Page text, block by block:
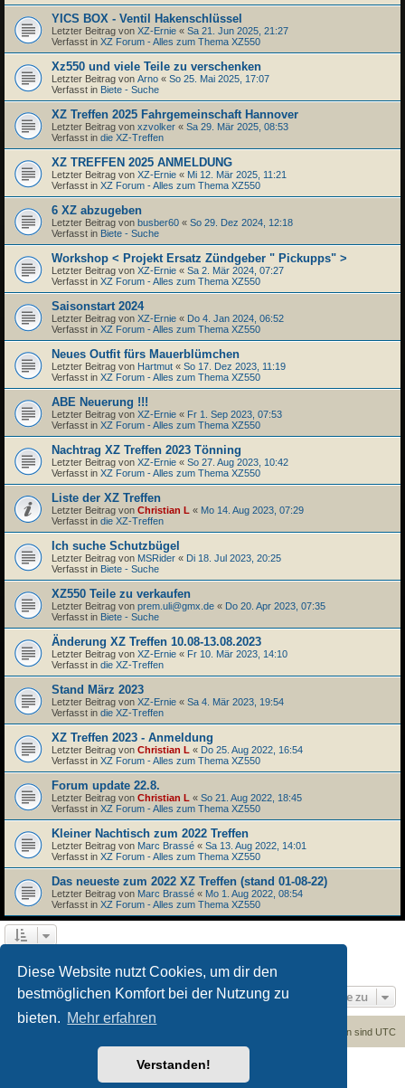
Diese Website nutzt Cookies, um dir den
bestmöglichen Komfort bei der Nutzung zu
bieten. Mehr erfahren
Verstanden!
YICS BOX - Ventil Hakenschlüssel
Letzter Beitrag von XZ-Ernie « Sa 21. Jun 2025, 21:27
Verfasst in XZ Forum - Alles zum Thema XZ550
Xz550 und viele Teile zu verschenken
Letzter Beitrag von Arno « So 25. Mai 2025, 17:07
Verfasst in Biete - Suche
XZ Treffen 2025 Fahrgemeinschaft Hannover
Letzter Beitrag von xzvolker « Sa 29. Mär 2025, 08:53
Verfasst in die XZ-Treffen
XZ TREFFEN 2025 ANMELDUNG
Letzter Beitrag von XZ-Ernie « Mi 12. Mär 2025, 11:21
Verfasst in XZ Forum - Alles zum Thema XZ550
6 XZ abzugeben
Letzter Beitrag von busber60 « So 29. Dez 2024, 12:18
Verfasst in Biete - Suche
Workshop < Projekt Ersatz Zündgeber " Pickupps" >
Letzter Beitrag von XZ-Ernie « Sa 2. Mär 2024, 07:27
Verfasst in XZ Forum - Alles zum Thema XZ550
Saisonstart 2024
Letzter Beitrag von XZ-Ernie « Do 4. Jan 2024, 06:52
Verfasst in XZ Forum - Alles zum Thema XZ550
Neues Outfit fürs Mauerblümchen
Letzter Beitrag von Hartmut « So 17. Dez 2023, 11:19
Verfasst in XZ Forum - Alles zum Thema XZ550
ABE Neuerung !!!
Letzter Beitrag von XZ-Ernie « Fr 1. Sep 2023, 07:53
Verfasst in XZ Forum - Alles zum Thema XZ550
Nachtrag XZ Treffen 2023 Tönning
Letzter Beitrag von XZ-Ernie « So 27. Aug 2023, 10:42
Verfasst in XZ Forum - Alles zum Thema XZ550
Liste der XZ Treffen
Letzter Beitrag von Christian L « Mo 14. Aug 2023, 07:29
Verfasst in die XZ-Treffen
Ich suche Schutzbügel
Letzter Beitrag von MSRider « Di 18. Jul 2023, 20:25
Verfasst in Biete - Suche
XZ550 Teile zu verkaufen
Letzter Beitrag von prem.uli@gmx.de « Do 20. Apr 2023, 07:35
Verfasst in Biete - Suche
Änderung XZ Treffen 10.08-13.08.2023
Letzter Beitrag von XZ-Ernie « Fr 10. Mär 2023, 14:10
Verfasst in die XZ-Treffen
Stand März 2023
Letzter Beitrag von XZ-Ernie « Sa 4. Mär 2023, 19:54
Verfasst in die XZ-Treffen
XZ Treffen 2023 - Anmeldung
Letzter Beitrag von Christian L « Do 25. Aug 2022, 16:54
Verfasst in XZ Forum - Alles zum Thema XZ550
Forum update 22.8.
Letzter Beitrag von Christian L « So 21. Aug 2022, 18:45
Verfasst in XZ Forum - Alles zum Thema XZ550
Kleiner Nachtisch zum 2022 Treffen
Letzter Beitrag von Marc Brassé « Sa 13. Aug 2022, 14:01
Verfasst in XZ Forum - Alles zum Thema XZ550
Das neueste zum 2022 XZ Treffen (stand 01-08-22)
Letzter Beitrag von Marc Brassé « Mo 1. Aug 2022, 08:54
Verfasst in XZ Forum - Alles zum Thema XZ550
Gehe zu
Alle Zeiten sind UTC
Powered byphpBB® Forum Software © phpBB Limited
phpBB.de